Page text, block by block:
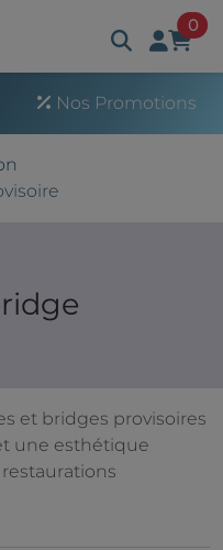
0
Nos Promotions
et bridges provisoires
une esthétique